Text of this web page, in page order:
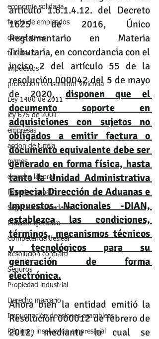
economia solidaria
fondo de empleados
cooperativas
tributario
impuestos
protección consumidor vivienda
Ley 1480 de 2011
ley 675 de 2001
empresas
accion de tutela
pymes
derecho laboral
Derecho penal
Seguridad ciudadana
Proceso ejecutivo
Competencia desleal
Resolución contrato
Seguros
Propiedad industrial
Derecho marcario
Impugnación decisiones asambleas
Régimen insolvencia empresarial
artículo 1.6.1.4.12. del Decreto
1625 de 2016, Único
Reglamentario en Materia
Tributaria, en concordancia con el
inciso 2 del artículo 55 de la
resolución 000042 del 5 de mayo
de 2020, disponen que el
documento soporte en
adquisiciones con sujetos no
obligados a emitir factura o
documento equivalente debe ser
generado en forma física, hasta
tanto la Unidad Administrativa
Especial Dirección de Aduanas e
Impuestos Nacionales -DIAN,
establezca las condiciones,
términos, mecanismos técnicos
y tecnológicos para su
generación de forma
electrónica.
Ahora bien la entidad emitió la
Resolución 000012 de febrero de
2012, mediante la cual se